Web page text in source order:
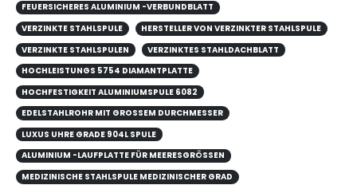
FEUERSICHERES ALUMINIUM -VERBUNDBLATT
VERZINKTE STAHLSPULE
HERSTELLER VON VERZINKTER STAHLSPULE
VERZINKTE STAHLSPULEN
VERZINKTES STAHLDACHBLATT
HOCHLEISTUNGS 5754 DIAMANTPLATTE
HOCHFESTIGKEIT ALUMINIUMSPULE 6082
EDELSTAHLROHR MIT GROSSEM DURCHMESSER
LUXUS UHRE GRADE 904L SPULE
ALUMINIUM -LAUFPLATTE FÜR MEERESGRÖSSEN
MEDIZINISCHE STAHLSPULE MEDIZINISCHER GRAD